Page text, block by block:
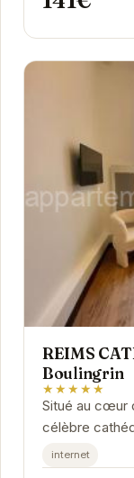
REIMS
Boulingrin
★★★★★
Situé au cœur
célèbre
Boulingrin
internet